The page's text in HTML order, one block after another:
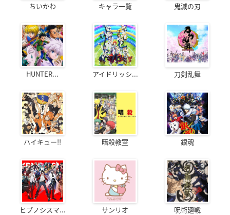
ちいかわ キャラ一覧 鬼滅の刃
HUNTER... アイドリッシ... 刀剣乱舞
ハイキュー!! 暗殺教室 銀魂
ヒプノシスマ... サンリオ 呪術廻戦